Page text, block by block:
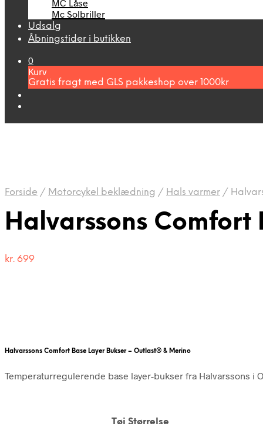
MC Låse
Mc Solbriller
Udsalg
Åbningstider i butikken
0
Kurv
Gratis fragt med GLS pakkeshop over 1000kr
Forside / Motorcykel beklædning / Hals varmer /
Halvarssons Comfort
kr. 699
Halvarssons Comfort Base Layer Bukser – Outlast® & Merino
Temperaturregulerende base layer-bukser fra Halvarssons
Tøj Størrelse